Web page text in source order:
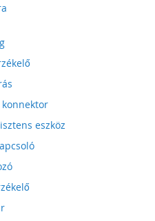
konnektor
eszköz